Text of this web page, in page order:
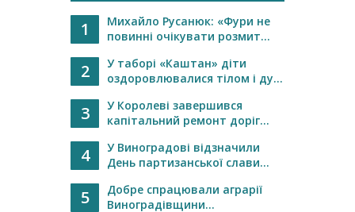
1
Михайло Русанюк: «Фури не
повинні очікувати розмит...
2
У таборі «Каштан» діти
оздоровлювалися тілом і ду...
3
У Королеві завершився
капітальний ремонт доріг...
4
У Виноградові відзначили
День партизанської слави...
5
Добре спрацювали аграрії
Виноградівщини...